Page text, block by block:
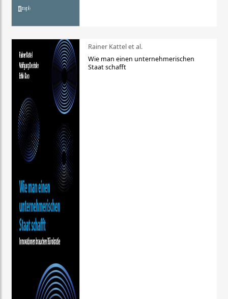
Rainer Kattel et al.
Wie man einen unternehmerischen
Staat schafft